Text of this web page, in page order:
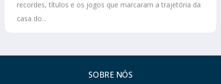
recordes, títulos e os jogos que marcaram a trajetória da
casa do...
SOBRE NÓS